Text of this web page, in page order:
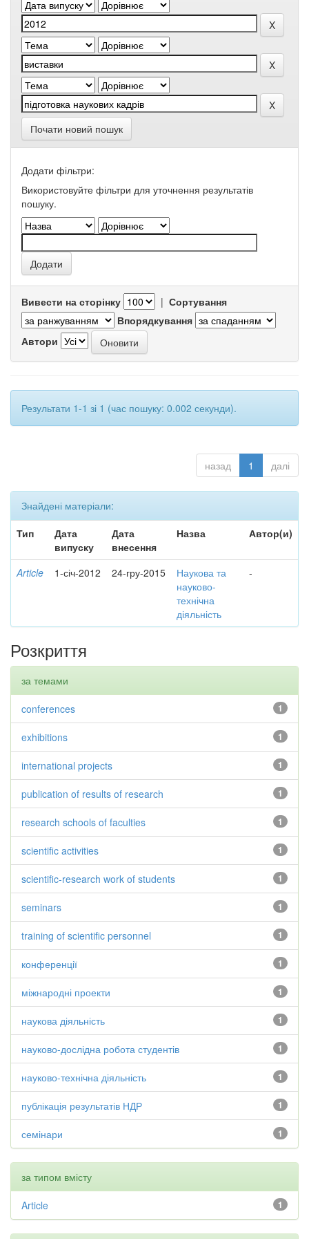
Почати новий пошук
Додати фільтри:
Використовуйте фільтри для уточнення результатів
пошуку.
Вивести на сторінку | Сортування
Впорядкування
Автори
Результати 1-1 зі 1 (час пошуку: 0.002 секунди).
назад 1 далі
Знайдені матеріали:
Тип
Дата
випуску
Дата
внесення
Назва Автор(и)
Article 1-січ-2012 24-гру-2015
Наукова та
науково-
технічна
діяльність
-
Розкриття
за темами
1
conferences
1
exhibitions
1
international projects
1
publication of results of research
1
research schools of faculties
1
scientific activities
1
scientific-research work of students
1
seminars
1
training of scientific personnel
1
конференції
1
міжнародні проекти
1
наукова діяльність
1
науково-дослідна робота студентів
1
науково-технічна діяльність
1
публікація результатів НДР
1
семінари
за типом вмісту
1
Article